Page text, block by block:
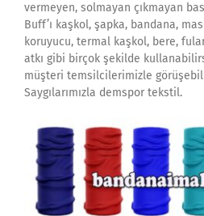
vermeyen, solmayan çıkmayan
Buff’ı kaşkol, şapka, bandana,
koruyucu, termal kaşkol, bere,
atkı gibi birçok şekilde
müşteri temsilcilerimizle
Saygılarımızla demspor tekstil.